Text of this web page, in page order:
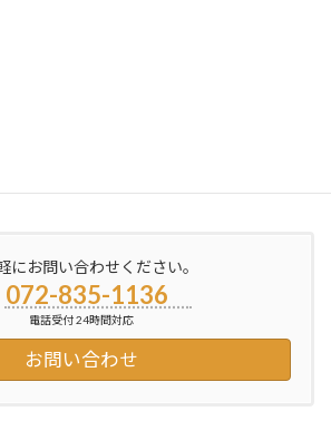
にお問い合わせください。
072-835-1136
電話受付 24時間対応
お問い合わせ